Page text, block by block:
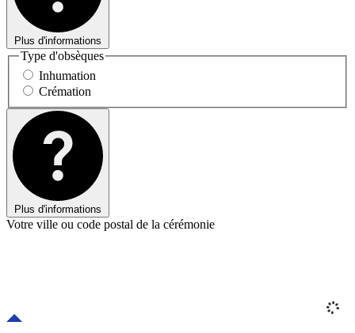
Plus d'informations
Type d'obsèques
Inhumation
Crémation
Plus d'informations
Votre ville ou code postal de la cérémonie